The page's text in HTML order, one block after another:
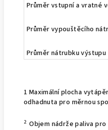
Průměr vstupní a vratné
Průměr vypouštěcího
Průměr nátrubku výstupu
1 Maximální plocha
odhadnuta pro měrnou
2 Objem nádrže paliva